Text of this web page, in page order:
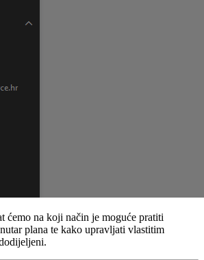
ćemo na koji način je moguće pratiti
plana te kako upravljati vlastitim